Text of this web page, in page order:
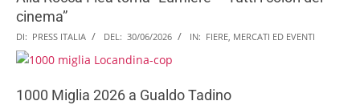
cinema”
DI: PRESS ITALIA DEL: 30/06/2026 IN: FIERE, MERCATI ED EVENTI
1000 Miglia 2026 a Gualdo Tadino